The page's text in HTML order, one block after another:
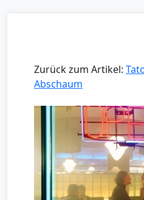
Zurück zum Artikel:
Abschaum